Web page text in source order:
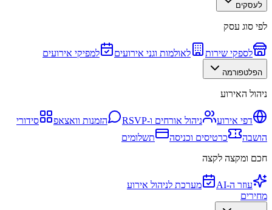
לעסקים
לפי סוג עסק
לספקי שירות לאולמות וגני אירועים למפיקי אירועים
הפלטפורמה
ניהול האירוע
דפי אירוע ניהול אורחים ו-RSVP הזמנות וואצאפ
סידורי
הושבה
כרטיסים וכניסה
תשלומים
חכם ומקצה לקצה
עוזר ה-AI
מערכת לניהול אירוע
מחירים